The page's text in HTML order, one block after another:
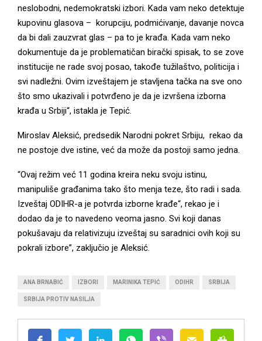
neslobodni, nedemokratski izbori. Kada vam neko detektuje
kupovinu glasova – korupciju, podmićivanje, davanje novca
da bi dali zauzvrat glas – pa to je krađa. Kada vam neko
dokumentuje da je problematičan birački spisak, to se zove
institucije ne rade svoj posao, takođe tužilaštvo, politicija i
svi nadležni. Ovim izveštajem je stavljena tačka na sve ono
što smo ukazivali i potvrđeno je da je izvršena izborna
krađa u Srbiji“, istakla je Tepić.
Miroslav Aleksić, predsedik Narodni pokret Srbiju, rekao da
ne postoje dve istine, već da može da postoji samo jedna.
“Ovaj režim već 11 godina kreira neku svoju istinu,
manipuliše građanima tako što menja teze, što radi i sada.
Izveštaj ODIHR-a je potvrda izborne krađe“, rekao je i
dodao da je to navedeno veoma jasno. Svi koji danas
pokušavaju da relativizuju izveštaj su saradnici ovih koji su
pokrali izbore”, zaključio je Aleksić.
ANA BRNABIĆ IZBORI MARINIKA TEPIĆ ODIHR SRBIJA
SRBIJA PROTIV NASILJA